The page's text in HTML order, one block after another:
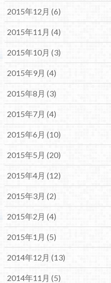
2015年12月 (6)
2015年11月 (4)
2015年10月 (3)
2015年9月 (4)
2015年8月 (3)
2015年7月 (4)
2015年6月 (10)
2015年5月 (20)
2015年4月 (12)
2015年3月 (2)
2015年2月 (4)
2015年1月 (5)
2014年12月 (13)
2014年11月 (5)